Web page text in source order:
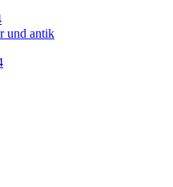
und antik